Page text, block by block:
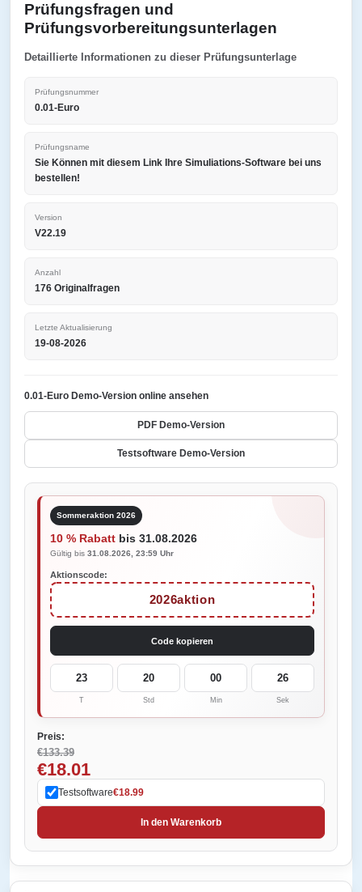
Prüfungsfragen und
Prüfungsvorbereitungsunterlagen
Detaillierte Informationen zu dieser Prüfungsunterlage
Prüfungsnummer
0.01-Euro
Prüfungsname
Sie Können mit diesem Link Ihre Simuliations-Software bei uns
bestellen!
Version
V22.19
Anzahl
176 Originalfragen
Letzte Aktualisierung
19-08-2026
0.01-Euro Demo-Version online ansehen
PDF Demo-Version
Testsoftware Demo-Version
Sommeraktion 2026
10 % Rabatt bis 31.08.2026
Gültig bis 31.08.2026, 23:59 Uhr
Aktionscode:
2026aktion
Code kopieren
23
T
20
Std
00
Min
26
Sek
Preis:
€133.39
€18.01
Testsoftware€18.99
In den Warenkorb